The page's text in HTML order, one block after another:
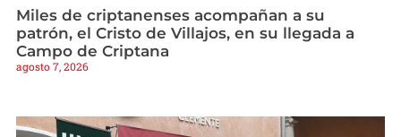
Miles de criptanenses acompañan a su
patrón, el Cristo de Villajos, en su llegada a
Campo de Criptana
agosto 7, 2026